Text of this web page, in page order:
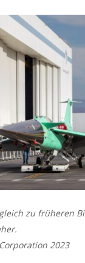
zu früheren
2023